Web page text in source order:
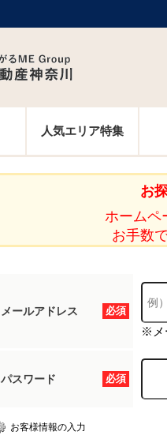
人気エリア特集
お
ホームペ
お手数
必須
メールアドレス
※メ
必須
パスワード
お客様情報の入力